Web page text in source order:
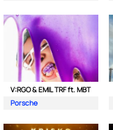
V:RGO & EMIL TRF ft. MBT
Porsche